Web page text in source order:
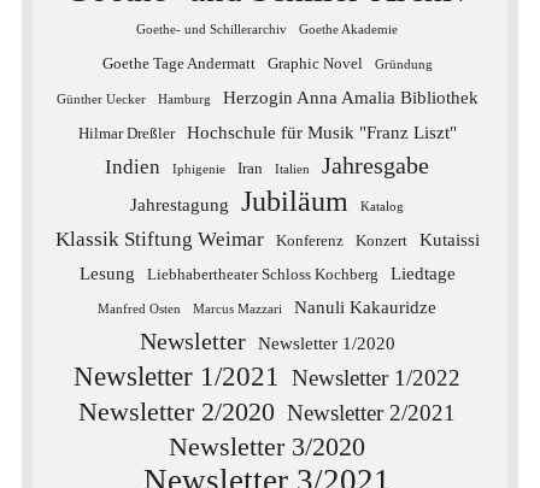
Goethe- und Schillerarchiv Goethe Akademie
Goethe Tage Andermatt Graphic Novel Gründung
Günther Uecker Hamburg Herzogin Anna Amalia Bibliothek
Hilmar Dreßler Hochschule für Musik "Franz Liszt"
Indien Iphigenie Iran Italien Jahresgabe
Jahrestagung Jubiläum Katalog
Klassik Stiftung Weimar Konferenz Konzert
Kutaissi
Lesung
Liebhabertheater Schloss Kochberg Liedtage
Manfred Osten Marcus Mazzari Nanuli Kakauridze
Newsletter Newsletter 1/2020
Newsletter 1/2021 Newsletter 1/2022
Newsletter 2/2020 Newsletter 2/2021
Newsletter 3/2020
Newsletter 3/2021